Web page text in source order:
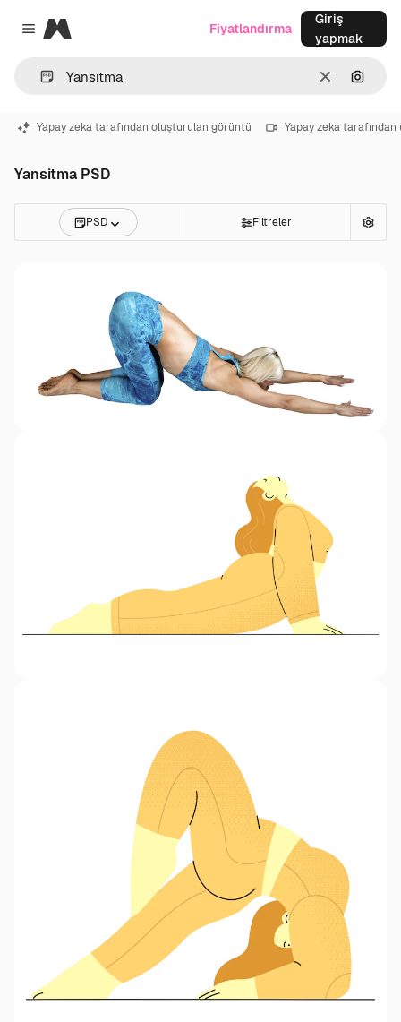
Close menu
Magnific
Temizlemek
Fiyatlandırma
Giriş
yapmak
Yapay zeka tarafından oluşturulan görüntü Yapay zeka
Yansitma PSD
PSD Filtreler